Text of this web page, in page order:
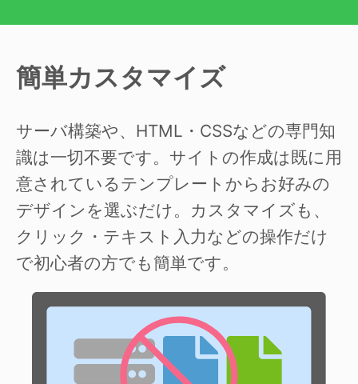
簡単カスタマイズ
サーバ構築や、HTML・CSSなどの専門知
識は一切不要です。サイトの作成は既に用
意されているテンプレートからお好みの
デザインを選ぶだけ。カスタマイズも、
クリック・テキスト入力などの操作だけ
で初心者の方でも簡単です。